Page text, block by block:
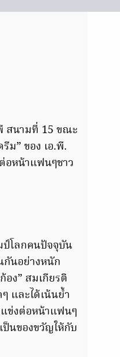
สนามที่ 15 ขณะ
ม” ของ เอ.พี.
อหน้าแฟนๆชาว
ป์โลกคนปัจจุบัน
กันอย่างหนัก
อง” สมเกียรติ
และได้เน้นย้ำ
ข่งต่อหน้าแฟนๆ
ป็นของขวัญให้กับ